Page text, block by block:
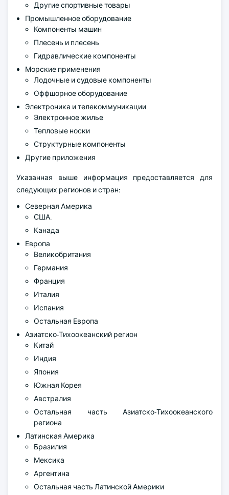
Другие спортивные товары
Промышленное оборудование
Компоненты машин
Плесень и плесень
Гидравлические компоненты
Морские применения
Лодочные и судовые компоненты
Оффшорное оборудование
Электроника и телекоммуникации
Электронное жилье
Тепловые носки
Структурные компоненты
Другие приложения
Указанная выше информация предоставляется для
следующих регионов и стран:
Северная Америка
США.
Канада
Европа
Великобритания
Германия
Франция
Италия
Испания
Остальная Европа
Азиатско-Тихоокеанский регион
Китай
Индия
Япония
Южная Корея
Австралия
Остальная часть Азиатско-Тихоокеанского
региона
Латинская Америка
Бразилия
Мексика
Аргентина
Остальная часть Латинской Америки